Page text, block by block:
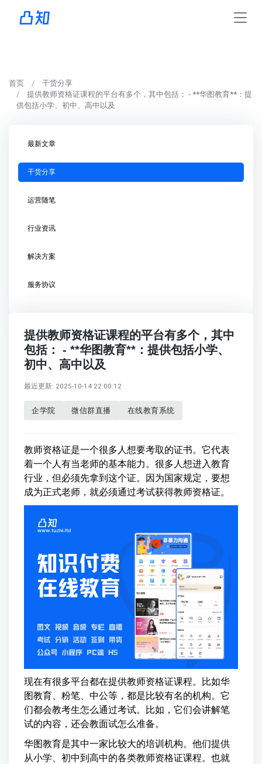
首页
干货分享
提供教师资格证课程的平台有多个，其中包括： - **华图教育**：提
供包括小学、初中、高中以及
最新文章
干货分享
运营随笔
行业资讯
解决方案
服务协议
提供教师资格证课程的平台有多个，其中
包括： - **华图教育**：提供包括小学、
初中、高中以及
最近更新: 2025-10-14 22:00:12
企学院 微信群直播 在线教育系统
教师资格证是一个很多人想要考取的证书。它代表
着一个人有当老师的基本能力。很多人想进入教育
行业，但必须先拿到这个证。因为国家规定，要想
成为正式老师，就必须通过考试获得教师资格证。
现在有很多平台都在提供教师资格证课程。比如华
图教育、粉笔、中公等，都是比较有名的机构。它
们都会教考生怎么通过考试。比如，它们会讲解笔
试的内容，还会教面试怎么准备。
华图教育是其中一家比较大的培训机构。他们提供
从小学、初中到高中的各类教师资格证课程。也就